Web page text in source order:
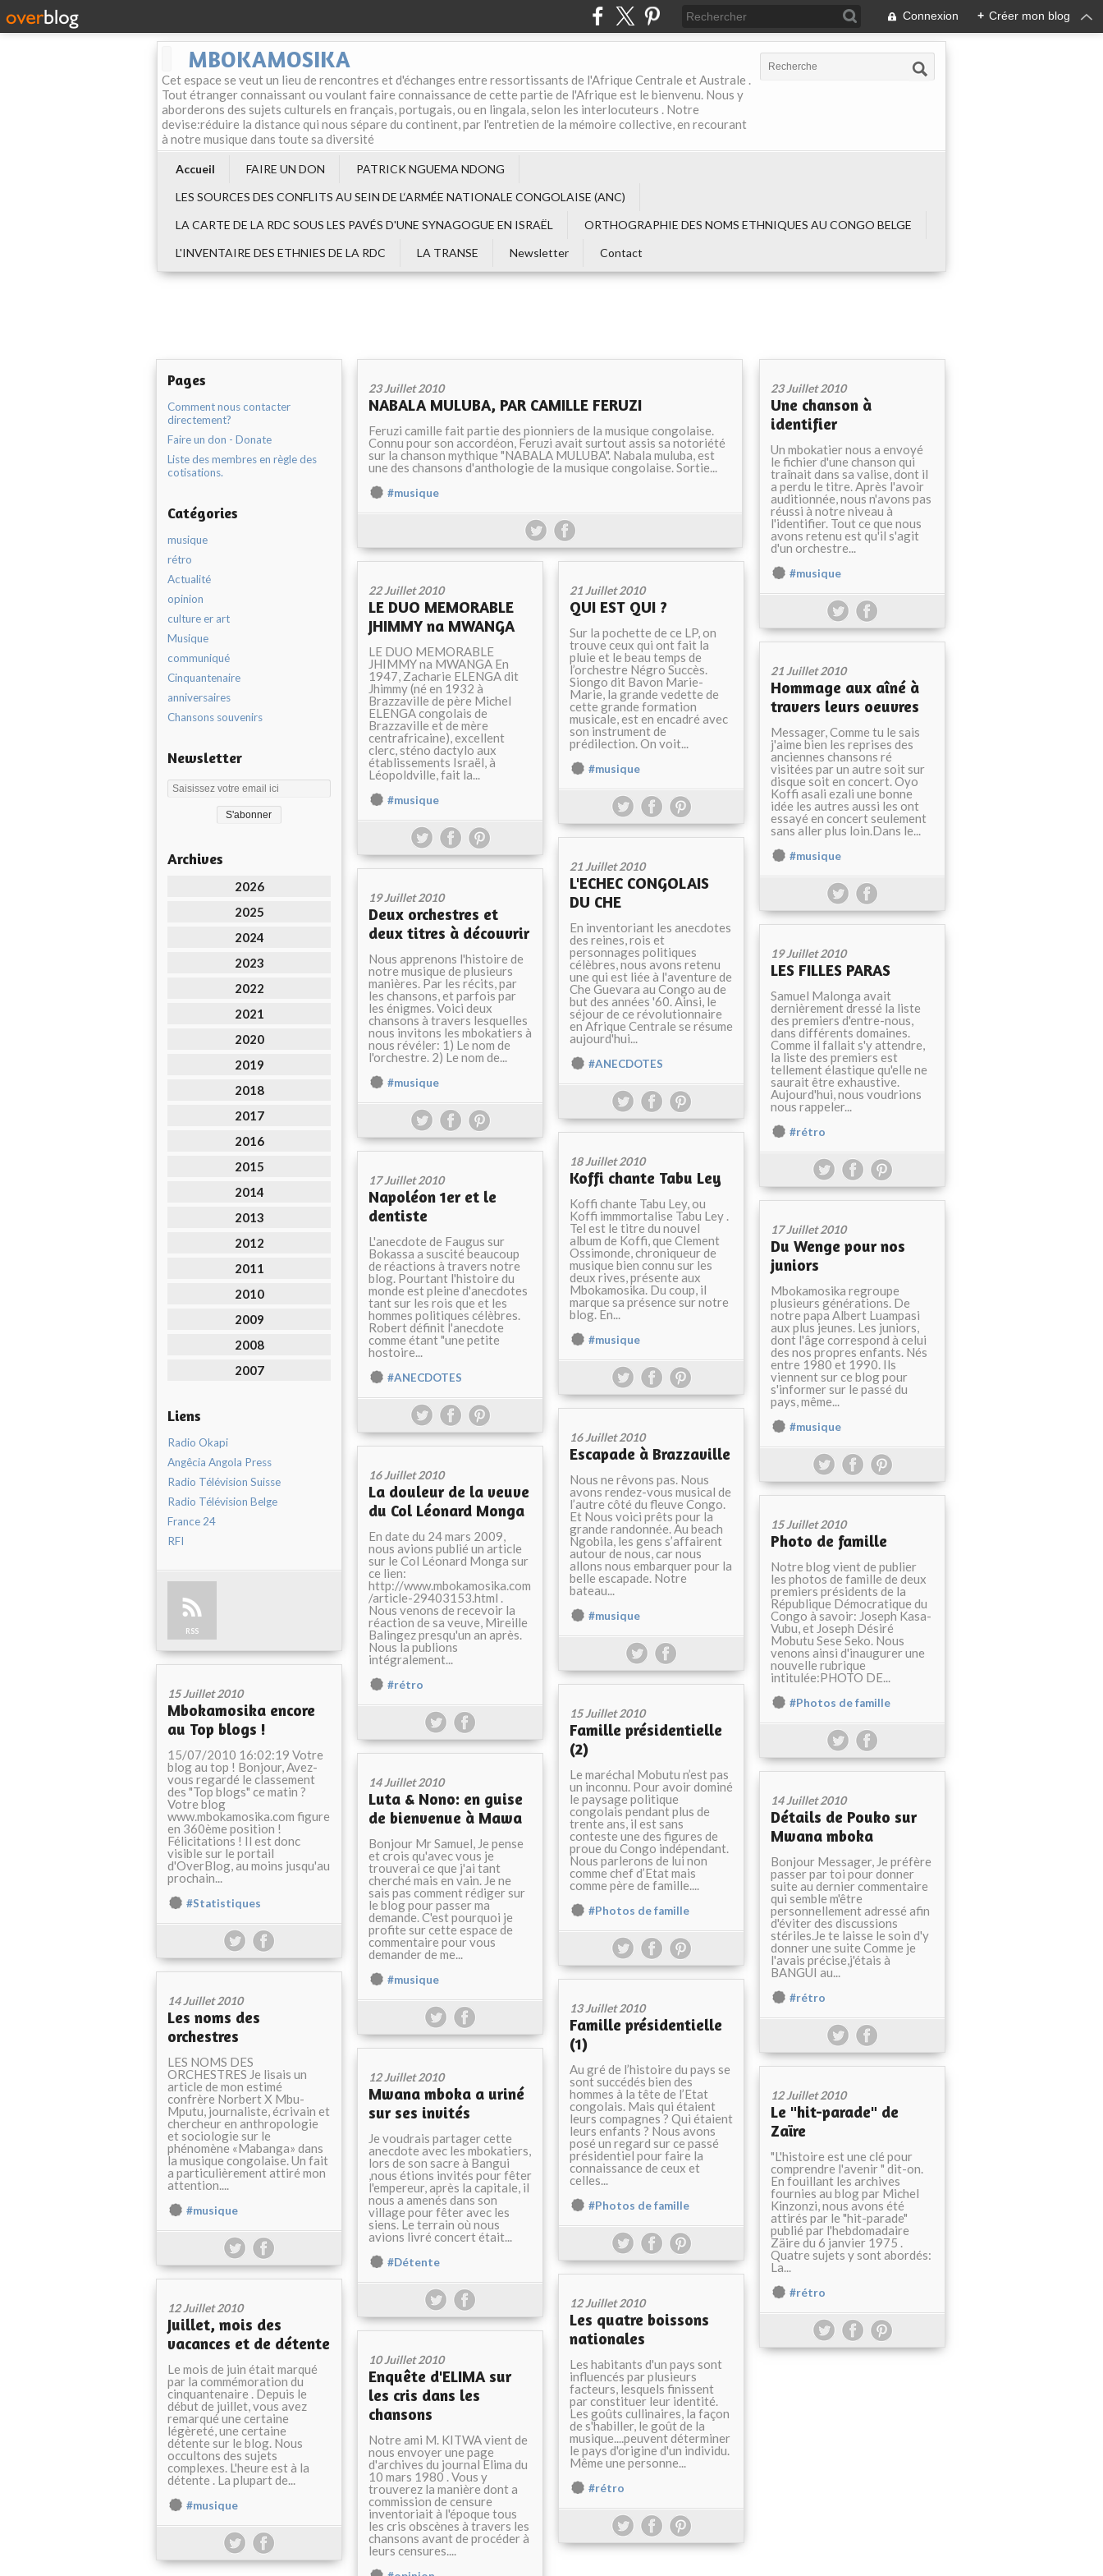
Connexion + Créer mon blog
MBOKAMOSIKA
Cet espace se veut un lieu de rencontres et d'échanges entre ressortissants de l'Afrique Centrale et Australe .
Tout étranger connaissant ou voulant faire connaissance de cette partie de l'Afrique est le bienvenu. Nous y
aborderons des sujets culturels en français, portugais, ou en lingala, selon les interlocuteurs . Notre
devise:réduire la distance qui nous sépare du continent, par l'entretien de la mémoire collective, en recourant
à notre musique dans toute sa diversité
Accueil FAIRE UN DON
PATRICK NGUEMA NDONG
LES SOURCES DES CONFLITS AU SEIN DE L‘ARMÉE NATIONALE CONGOLAISE (ANC)
LA CARTE DE LA RDC SOUS LES PAVÉS D'UNE SYNAGOGUE EN ISRAËL
ORTHOGRAPHIE DES NOMS ETHNIQUES AU CONGO BELGE
L'INVENTAIRE DES ETHNIES DE LA RDC
LA TRANSE Newsletter Contact
Pages
Comment nous contacter
directement?
Faire un don - Donate
Liste des membres en règle des
cotisations.
Catégories
musique
rétro
Actualité
opinion
culture er art
Musique
communiqué
Cinquantenaire
anniversaires
Chansons souvenirs
Newsletter
Archives
2026
2025
2024
2023
2022
2021
2020
2019
2018
2017
2016
2015
2014
2013
2012
2011
2010
2009
2008
2007
Liens
Radio Okapi
Angêcia Angola Press
Radio Télévision Suisse
Radio Télévision Belge
France 24
RFI
RSS
23 Juillet 2010
NABALA MULUBA, PAR CAMILLE FERUZI
Feruzi camille fait partie des pionniers de la musique congolaise.
Connu pour son accordéon, Feruzi avait surtout assis sa notoriété
sur la chanson mythique "NABALA MULUBA". Nabala muluba, est
une des chansons d'anthologie de la musique congolaise. Sortie...
#musique
23 Juillet 2010
Une chanson à
identifier
Un mbokatier nous a envoyé
le fichier d'une chanson qui
traînait dans sa valise, dont il
a perdu le titre. Après l'avoir
auditionnée, nous n'avons pas
réussi à notre niveau à
l'identifier. Tout ce que nous
avons retenu est qu'il s'agit
d'un orchestre...
#musique
22 Juillet 2010
LE DUO MEMORABLE
JHIMMY na MWANGA
LE DUO MEMORABLE
JHIMMY na MWANGA En
1947, Zacharie ELENGA dit
Jhimmy (né en 1932 à
Brazzaville de père Michel
ELENGA congolais de
Brazzaville et de mère
centrafricaine), excellent
clerc, sténo dactylo aux
établissements Israël, à
Léopoldville, fait la...
#musique
21 Juillet 2010
QUI EST QUI ?
Sur la pochette de ce LP, on
trouve ceux qui ont fait la
pluie et le beau temps de
l’orchestre Négro Succès.
Siongo dit Bavon Marie-
Marie, la grande vedette de
cette grande formation
musicale, est en encadré avec
son instrument de
prédilection. On voit...
#musique
21 Juillet 2010
Hommage aux aîné à
travers leurs oeuvres
Messager, Comme tu le sais
j'aime bien les reprises des
anciennes chansons ré
visitées par un autre soit sur
disque soit en concert. Oyo
Koffi asali ezali une bonne
idée les autres aussi les ont
essayé en concert seulement
sans aller plus loin.Dans le...
#musique
21 Juillet 2010
L'ECHEC CONGOLAIS
DU CHE
En inventoriant les anecdotes
des reines, rois et
personnages politiques
célèbres, nous avons retenu
une qui est liée à l'aventure de
Che Guevara au Congo au de
but des années '60. Ainsi, le
séjour de ce révolutionnaire
en Afrique Centrale se résume
aujourd'hui...
#ANECDOTES
19 Juillet 2010
Deux orchestres et
deux titres à découvrir
Nous apprenons l'histoire de
notre musique de plusieurs
manières. Par les récits, par
les chansons, et parfois par
les énigmes. Voici deux
chansons à travers lesquelles
nous invitons les mbokatiers à
nous révéler: 1) Le nom de
l'orchestre. 2) Le nom de...
#musique
19 Juillet 2010
LES FILLES PARAS
Samuel Malonga avait
dernièrement dressé la liste
des premiers d'entre-nous,
dans différents domaines.
Comme il fallait s'y attendre,
la liste des premiers est
tellement élastique qu'elle ne
saurait être exhaustive.
Aujourd'hui, nous voudrions
nous rappeler...
#rétro
18 Juillet 2010
Koffi chante Tabu Ley
Koffi chante Tabu Ley, ou
Koffi immmortalise Tabu Ley .
Tel est le titre du nouvel
album de Koffi, que Clement
Ossimonde, chroniqueur de
musique bien connu sur les
deux rives, présente aux
Mbokamosika. Du coup, il
marque sa présence sur notre
blog. En...
#musique
17 Juillet 2010
Napoléon 1er et le
dentiste
L'anecdote de Faugus sur
Bokassa a suscité beaucoup
de réactions à travers notre
blog. Pourtant l'histoire du
monde est pleine d'anecdotes
tant sur les rois que et les
hommes politiques célèbres.
Robert définit l'anecdote
comme étant "une petite
hostoire...
#ANECDOTES
17 Juillet 2010
Du Wenge pour nos
juniors
Mbokamosika regroupe
plusieurs générations. De
notre papa Albert Luampasi
aux plus jeunes. Les juniors,
dont l'âge correspond à celui
des nos propres enfants. Nés
entre 1980 et 1990. Ils
viennent sur ce blog pour
s'informer sur le passé du
pays, même...
#musique
16 Juillet 2010
Escapade à Brazzaville
Nous ne rêvons pas. Nous
avons rendez-vous musical de
l’autre côté du fleuve Congo.
Et Nous voici prêts pour la
grande randonnée. Au beach
Ngobila, les gens s’affairent
autour de nous, car nous
allons nous embarquer pour la
belle escapade. Notre
bateau...
#musique
16 Juillet 2010
La douleur de la veuve
du Col Léonard Monga
En date du 24 mars 2009,
nous avions publié un article
sur le Col Léonard Monga sur
ce lien:
http://www.mbokamosika.com
/article-29403153.html .
Nous venons de recevoir la
réaction de sa veuve, Mireille
Balingez presqu'un an après.
Nous la publions
intégralement...
#rétro
15 Juillet 2010
Photo de famille
Notre blog vient de publier
les photos de famille de deux
premiers présidents de la
République Démocratique du
Congo à savoir: Joseph Kasa-
Vubu, et Joseph Désiré
Mobutu Sese Seko. Nous
venons ainsi d'inaugurer une
nouvelle rubrique
intitulée:PHOTO DE...
#Photos de famille
15 Juillet 2010
Mbokamosika encore
au Top blogs !
15/07/2010 16:02:19 Votre
blog au top ! Bonjour, Avez-
vous regardé le classement
des "Top blogs" ce matin ?
Votre blog
www.mbokamosika.com figure
en 360ème position !
Félicitations ! Il est donc
visible sur le portail
d'OverBlog, au moins jusqu'au
prochain...
#Statistiques
15 Juillet 2010
Famille présidentielle
(2)
Le maréchal Mobutu n’est pas
un inconnu. Pour avoir dominé
le paysage politique
congolais pendant plus de
trente ans, il est sans
conteste une des figures de
proue du Congo indépendant.
Nous parlerons de lui non
comme chef d’Etat mais
comme père de famille....
#Photos de famille
14 Juillet 2010
Luta & Nono: en guise
de bienvenue à Mawa
Bonjour Mr Samuel, Je pense
et crois qu'avec vous je
trouverai ce que j'ai tant
cherché mais en vain. Je ne
sais pas comment rédiger sur
le blog pour passer ma
demande. C'est pourquoi je
profite sur cette espace de
commentaire pour vous
demander de me...
#musique
14 Juillet 2010
Détails de Pouko sur
Mwana mboka
Bonjour Messager, Je préfère
passer par toi pour donner
suite au dernier commentaire
qui semble m'être
personnellement adressé afin
d'éviter des discussions
stériles.Je te laisse le soin d'y
donner une suite Comme je
l'avais précise,j'étais à
BANGUI au...
#rétro
14 Juillet 2010
Les noms des
orchestres
LES NOMS DES
ORCHESTRES Je lisais un
article de mon estimé
confrère Norbert X Mbu-
Mputu, journaliste, écrivain et
chercheur en anthropologie
et sociologie sur le
phénomène «Mabanga» dans
la musique congolaise. Un fait
a particulièrement attiré mon
attention....
#musique
13 Juillet 2010
Famille présidentielle
(1)
Au gré de l’histoire du pays se
sont succédés bien des
hommes à la tête de l’Etat
congolais. Mais qui étaient
leurs compagnes ? Qui étaient
leurs enfants ? Nous avons
posé un regard sur ce passé
présidentiel pour faire la
connaissance de ceux et
celles...
#Photos de famille
12 Juillet 2010
Mwana mboka a uriné
sur ses invités
Je voudrais partager cette
anecdote avec les mbokatiers,
lors de son sacre à Bangui
,nous étions invités pour fêter
l'empereur, après la capitale, il
nous a amenés dans son
village pour fêter avec les
siens. Le terrain où nous
avions livré concert était...
#Détente
12 Juillet 2010
Le "hit-parade" de
Zaïre
"L'histoire est une clé pour
comprendre l'avenir " dit-on.
En fouillant les archives
fournies au blog par Michel
Kinzonzi, nous avons été
attirés par le "hit-parade"
publié par l'hebdomadaire
Zäire du 6 janvier 1975 .
Quatre sujets y sont abordés:
La...
#rétro
12 Juillet 2010
Les quatre boissons
nationales
Les habitants d'un pays sont
influencés par plusieurs
facteurs, lesquels finissent
par constituer leur identité.
Les goûts cullinaires, la façon
de s'habiller, le goût de la
musique....peuvent déterminer
le pays d'origine d'un individu.
Même une personne...
#rétro
12 Juillet 2010
Juillet, mois des
vacances et de détente
Le mois de juin était marqué
par la commémoration du
cinquantenaire . Depuis le
début de juillet, vous avez
remarqué une certaine
légèreté, une certaine
détente sur le blog. Nous
occultons des sujets
complexes. L'heure est à la
détente . La plupart de...
#musique
10 Juillet 2010
Enquête d'ELIMA sur
les cris dans les
chansons
Notre ami M. KITWA vient de
nous envoyer une page
d'archives du journal Elima du
10 mars 1980 . Vous y
trouverez la manière dont a
commission de censure
inventoriait à l'époque tous
les cris obscènes à travers les
chansons avant de procéder à
leurs censures....